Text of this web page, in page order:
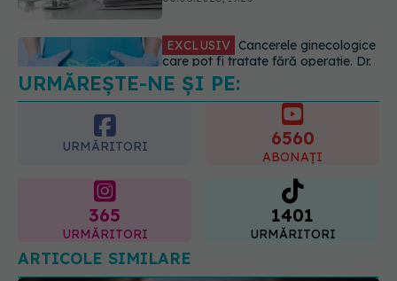
EXCLUSIV Brahiterapie vs
radioterapie externă în cancerul
ginecologic. Dr. Sorin Bogdan
(SANADOR) explică diferența și
cum acționează tratamentul
URMĂREȘTE-NE ȘI PE:
URMĂRITORI
ABONAȚI
URMĂRITORI
1401
URMĂRITORI
ARTICOLE SIMILARE